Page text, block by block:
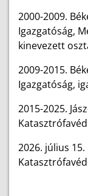
2000-2009.
Igazgatóság,
kinevezett
2009-2015.
Igazgatóság,
2015-2025.
2026. július